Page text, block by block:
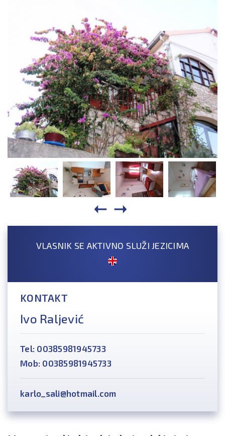
VLASNIK SE AKTIVNO SLUŽI JEZICIMA
KONTAKT
Ivo Raljević
Tel: 00385981945733
Mob: 00385981945733
karlo_sali@hotmail.com